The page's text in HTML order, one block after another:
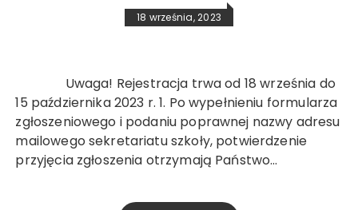
18 września, 2023
Uwaga! Rejestracja trwa od 18 września do
15 października 2023 r. 1. Po wypełnieniu formularza
zgłoszeniowego i podaniu poprawnej nazwy adresu
mailowego sekretariatu szkoły, potwierdzenie
przyjęcia zgłoszenia otrzymają Państwo…